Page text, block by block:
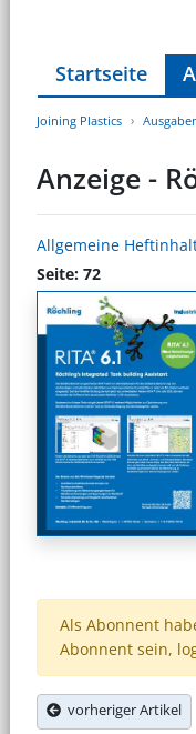
Startseite
Joining Plastics
Anzeige -
Allgemeine
Seite: 72
Als Abonnent
Abonnent sein,
vorheriger Artikel